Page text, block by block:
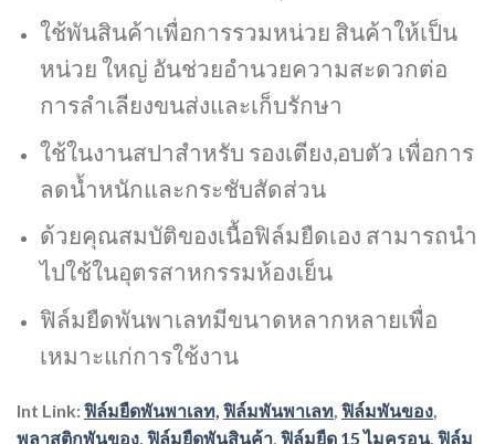
ใช้พันสินค้าเพื่อการรวมหน่วย สินค้าให้เป็น
หน่วย ใหญ่ อันช่วยอำนวยความสะดวกต่อ
การลำเลียงขนส่งและเก็บรักษา
ใช้ในงานสปาสำหรับ รองเตียง,อบตัว เพื่อการ
ลดน้ำหนักและกระชับสัดส่วน
ด้วยคุณสมบัติของเนื้อฟิล์มยืดเอง สามารถนำ
ไปใช้ในอุตรสาหกรรมห้องเย็น
ฟิล์มยืดพันพาเลทมีขนาดหลากหลายเพื่อ
เหมาะแก่การใช้งาน
Int Link:ฟิล์มยืดพันพาเลท, ฟิล์มพันพาเลท, ฟิล์มพันของ,
พลาสติกพันของ, ฟิล์มยืดพันสินค้า, ฟิล์มยืด 15 ไมครอน, ฟิล์ม